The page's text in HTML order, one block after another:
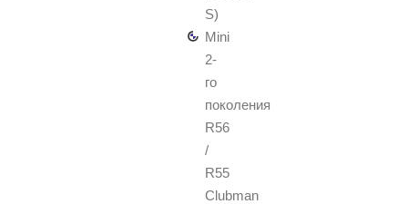
S)
Mini
2-
го
поколения
R56
/
R55
Clubman